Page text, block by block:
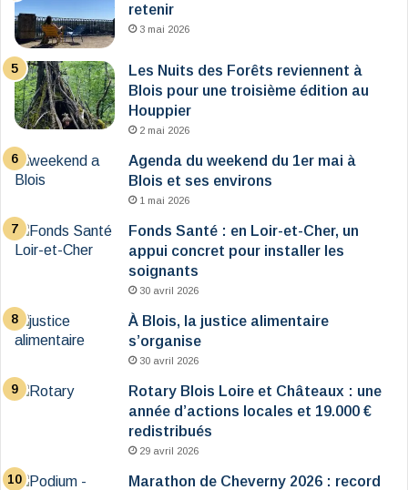
retenir
3 mai 2026
Les Nuits des Forêts reviennent à
Blois pour une troisième édition au
Houppier
2 mai 2026
Agenda du weekend du 1er mai à
Blois et ses environs
1 mai 2026
Fonds Santé : en Loir-et-Cher, un
appui concret pour installer les
soignants
30 avril 2026
À Blois, la justice alimentaire
s’organise
30 avril 2026
Rotary Blois Loire et Châteaux : une
année d’actions locales et 19.000 €
redistribués
29 avril 2026
Marathon de Cheverny 2026 : record